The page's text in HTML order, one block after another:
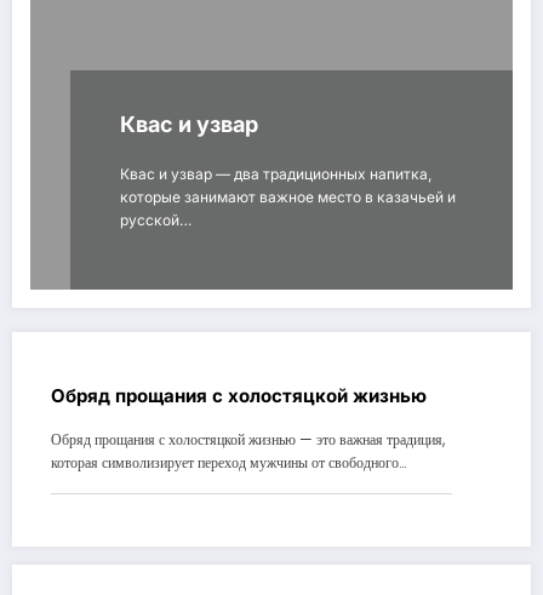
Квас и узвар
Квас и узвар — два традиционных напитка,
которые занимают важное место в казачьей и
русской…
Обряд прощания с холостяцкой жизнью
Обряд прощания с холостяцкой жизнью — это важная традиция,
которая символизирует переход мужчины от свободного…